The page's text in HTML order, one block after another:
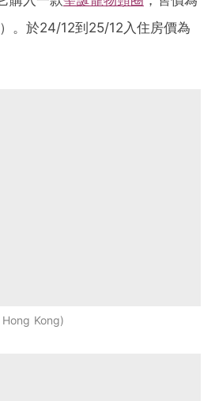
）。於24/12到25/12入住房價為
Kong